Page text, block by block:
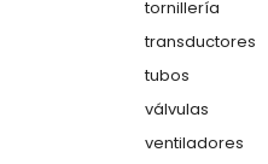
tornillería
transductores
tubos
válvulas
ventiladores